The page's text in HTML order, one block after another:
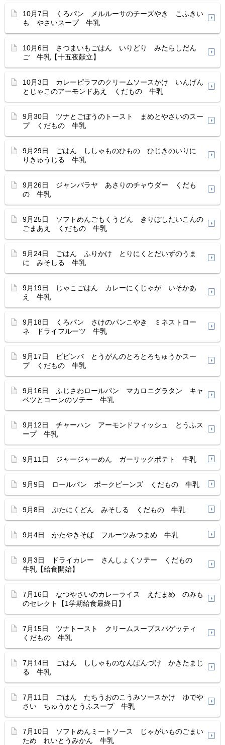
10月7日 くろパン メルルーサのチーズやき こふきい
も やさいスープ 牛乳
10月6日 さつまいもごはん いりどり みたらしだん
ご 牛乳【十五夜献立】
10月3日 カレーピラフのクリームソースかけ いんげん
とじゃこのアーモンドあえ くだもの 牛乳
9月30日 ツナとごぼうのトースト まめとやさいのスー
プ くだもの 牛乳
9月29日 ごはん ししゃものひもの ひじきのいりに
りきゅうじる 牛乳
9月26日 ジャンバラヤ あさりのチャウダー くだも
の 牛乳
9月25日 ソフトめんごもくうどん きりぼしだいこんの
ごまあえ くだもの 牛乳
9月24日 ごはん ふりかけ とりにくとだいずのうま
に みそしる 牛乳
9月19日 じゃこごはん カレーにくじゃが いそかあ
え 牛乳
9月18日 くろパン さけのパンこやき ミネストロー
ネ ドライフルーツ 牛乳
9月17日 ビビンバ とうがんのとろとろちゅうかスー
プ くだもの 牛乳
9月16日 ふじさわロールパン マカロニグラタン キャ
ベツとコーンのソテー 牛乳
9月12日 チャーハン アーモンドフィッシュ とうふス
ープ 牛乳
9月11日 ジャージャーめん ガーリックポテト 牛乳
9月9日 ロールパン ポークビーンズ くだもの 牛乳
9月8日 ぶたにくどん みそしる くだもの 牛乳
9月4日 かたやきそば フルーツみつまめ 牛乳
9月3日 ドライカレー さんしょくソテー くだもの
牛乳【給食開始】
7月16日 なつやさいのカレーライス えだまめ のみも
のセレクト【1学期給食最終日】
7月15日 ツナトースト クリームスープスパゲッティ
くだもの 牛乳
7月14日 ごはん ししゃものなんばんづけ かきたまじ
る 牛乳
7月11日 ごはん たちうおのこうみソースかけ ゆでや
さい ちゅうかとうふスープ 牛乳
7月10日 ソフトめんミートソース じゃがいものごまい
ため れいとうみかん 牛乳